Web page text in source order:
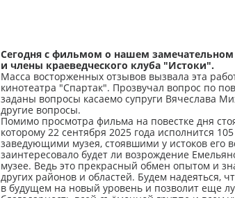
Сегодня с фильмом о нашем
и члены краеведческого клуба "Истоки".
Масса восторженных отзывов вызвала эта
кинотеатра "Спартак". Прозвучал вопрос по
заданы вопросы касаемо супруги Вячеслава
другие вопросы.
Помимо просмотра фильма на повестке дня
которому 22 сентября 2025 года исполнится
заведующими музея, стоявшими у истоков его
заинтересовало будет ли возрождение
музее. Ведь это прекрасный обмен опытом и
других районов и областей. Будем надеяться,
в будущем на новый уровень и позволит еще